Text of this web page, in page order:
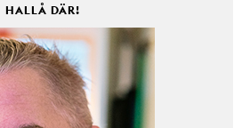
HALLÅ DÄR!